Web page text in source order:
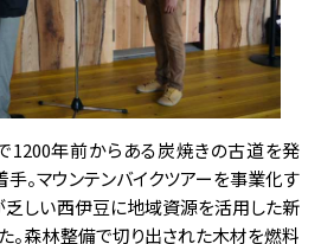
1200年前からある炭焼きの古道を発
。マウンテンバイクツアーを事業化す
乏しい西伊豆に地域資源を活用した新
。森林整備で切り出された木材を燃料